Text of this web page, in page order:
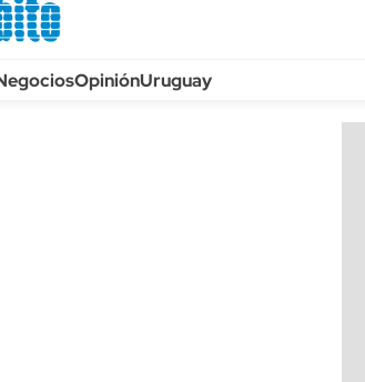
OpiniónUruguay